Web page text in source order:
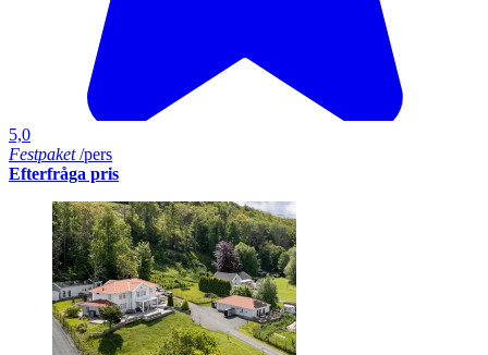
5,0
Festpaket/pers
Efterfråga pris